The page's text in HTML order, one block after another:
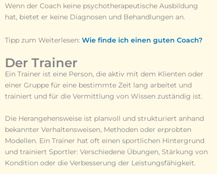
Wenn der Coach keine psychotherapeutische Ausbildung
hat, bietet er keine Diagnosen und Behandlungen an.
Tipp zum Weiterlesen: Wie finde ich einen guten Coach?
Der Trainer
Ein Trainer ist eine Person, die aktiv mit dem Klienten oder
einer Gruppe für eine bestimmte Zeit lang arbeitet und
trainiert und für die Vermittlung von Wissen zuständig ist.
Die Herangehensweise ist planvoll und strukturiert anhand
bekannter Verhaltensweisen, Methoden oder erprobten
Modellen. Ein Trainer hat oft einen sportlichen Hintergrund
und trainiert Sportler: Verschiedene Übungen, Stärkung von
Kondition oder die Verbesserung der Leistungsfähigkeit.